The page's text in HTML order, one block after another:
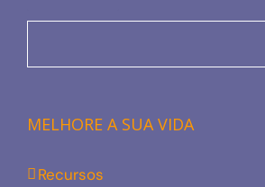
MELHORE A SUA VIDA
Recursos